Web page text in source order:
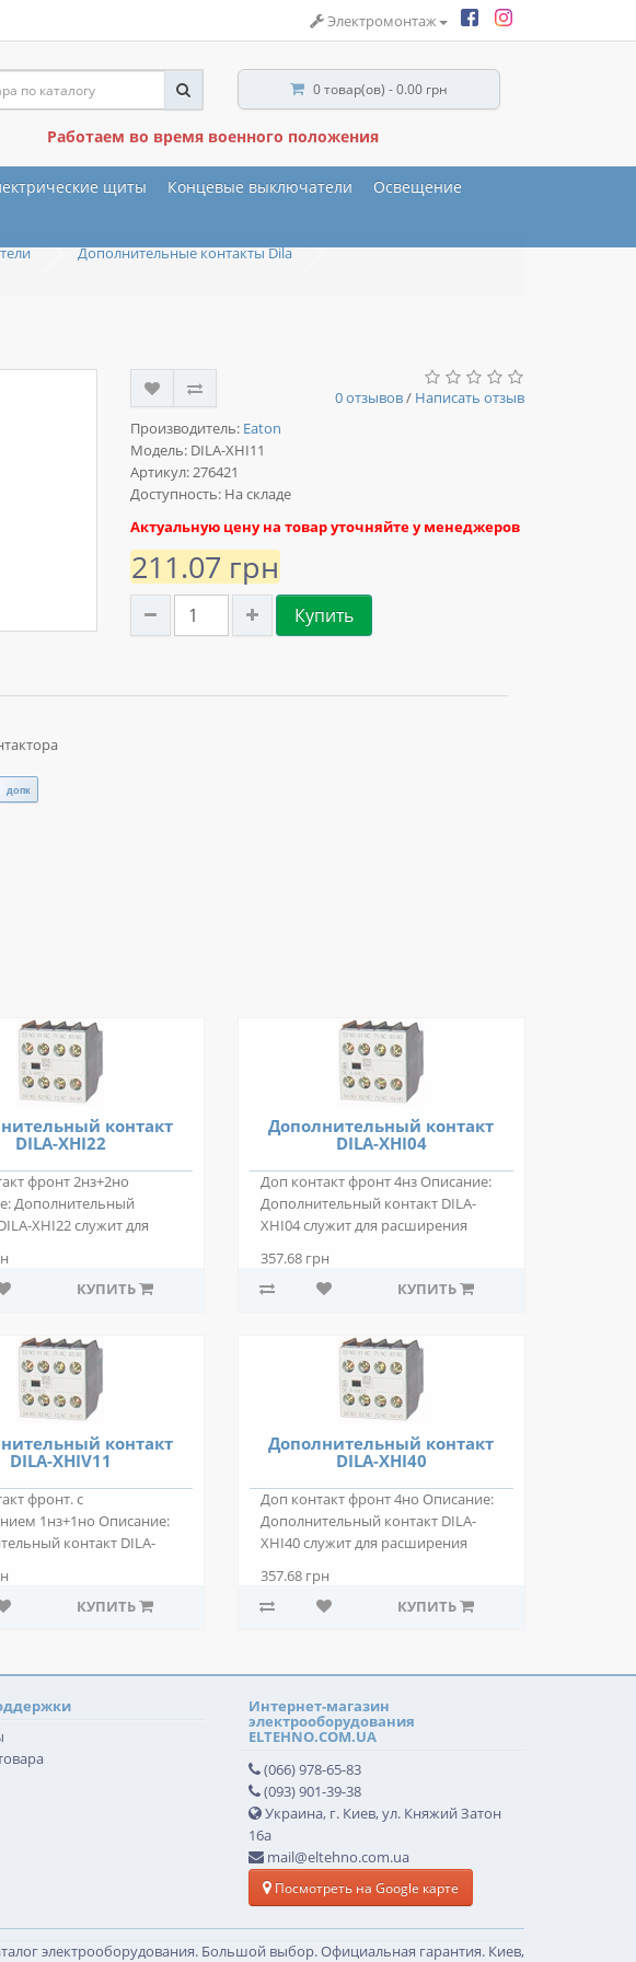
Электромонтаж
0 товар(ов) - 0.00 грн
Работаем во время военного положения
щиты Концевые выключатели
Освещение
Дополнительные контакты Dila
0 отзывов/ Написать отзыв
Производитель: Eaton
Модель: DILA-XHI11
Артикул: 276421
Доступность: На складе
Актуальную цену на товар уточняйте у менеджеров
211.07 грн
Купить
допк
контакт
DILA-XHI22
фронт 2нз+2но
Дополнительный
XHI22 служит для
КУПИТЬ
Дополнительный контакт
DILA-XHI04
Доп контакт фронт 4нз Описание:
Дополнительный контакт DILA-
XHI04 служит для расширения
357.68 грн
КУПИТЬ
контакт
DILA-XHIV11
фронт. с
1нз+1но Описание:
контакт DILA-
КУПИТЬ
Дополнительный контакт
DILA-XHI40
Доп контакт фронт 4но Описание:
Дополнительный контакт DILA-
XHI40 служит для расширения
357.68 грн
КУПИТЬ
Интернет-магазин
электрооборудования
ELTEHNO.COM.UA
(066) 978-65-83
(093) 901-39-38
Украина, г. Киев, ул. Княжий Затон
16а
mail@eltehno.com.ua
Посмотреть на Google карте
электрооборудования. Большой выбор. Официальная гарантия. Киев,